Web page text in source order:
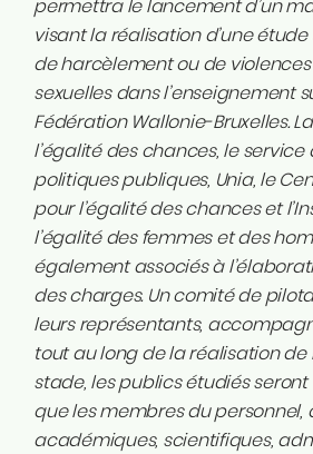
permettra le lancement d’un
visant la réalisation d’une
de harcèlement ou de violences
sexuelles dans l’enseignement
Fédération Wallonie-Bruxelles.
l’égalité des chances, le service
politiques publiques, Unia, le
pour l’égalité des chances et
l’égalité des femmes et des
également associés à
des charges. Un comité de
leurs représentants,
tout au long de la réalisation de
stade, les publics étudiés
que les membres du personnel,
académiques, scientifiques,